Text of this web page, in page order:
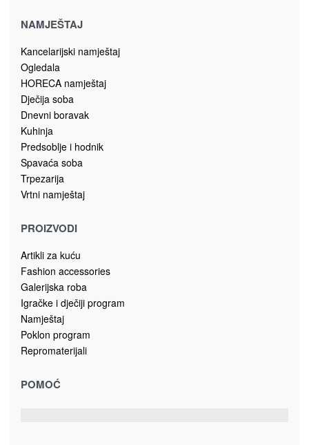
Šolje
ŠOLJA 7161326
Dodaj u korpu
Magistralni put, bb
Bosna i Hercegovina